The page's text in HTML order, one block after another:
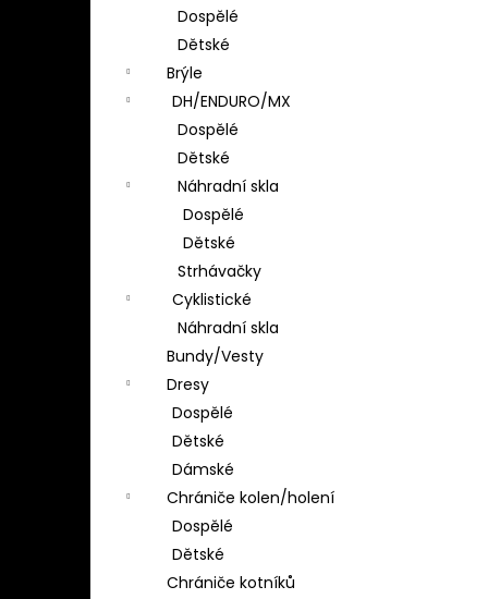
Dospělé
Dětské
Brýle
DH/ENDURO/MX
Dospělé
Dětské
Náhradní skla
Dospělé
Dětské
Strhávačky
Cyklistické
Náhradní skla
Bundy/Vesty
Dresy
Dospělé
Dětské
Dámské
Chrániče kolen/holení
Dospělé
Dětské
Chrániče kotníků